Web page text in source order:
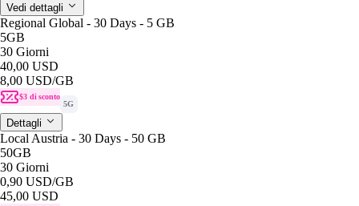
Vedi dettagli
Regional Global - 30 Days - 5 GB
5GB
30 Giorni
40,00 USD
8,00 USD/GB
$3 di sconto
5G
Dettagli
Local Austria - 30 Days - 50 GB
50GB
30 Giorni
0,90 USD/GB
45,00 USD